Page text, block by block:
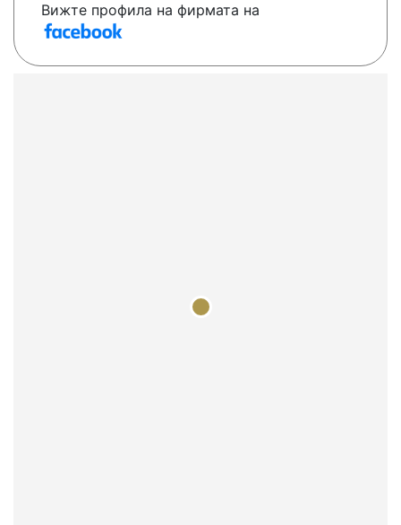
Вижте профила на фирмата на